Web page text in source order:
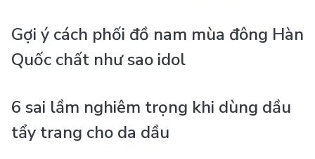
Gợi ý cách phối đồ nam mùa đông Hàn
Quốc chất như sao idol
6 sai lầm nghiêm trọng khi dùng dầu
tẩy trang cho da dầu